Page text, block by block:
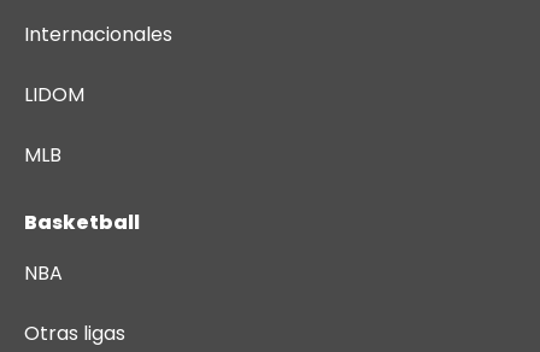
Internacionales
LIDOM
MLB
Basketball
NBA
Otras ligas